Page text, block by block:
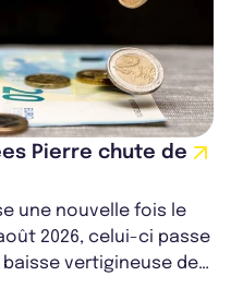
Pierre chute de
une nouvelle fois le
2026, celui-ci passe
baisse vertigineuse de